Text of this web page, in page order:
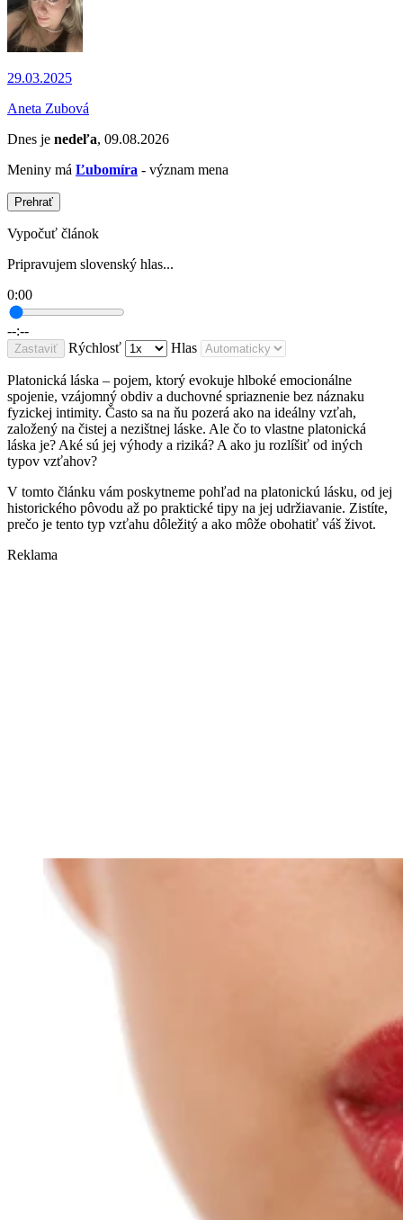
29.03.2025
Aneta Zubová
Dnes je nedeľa, 09.08.2026
Meniny má Ľubomíra - význam mena
Prehrať
Vypočuť článok
Pripravujem slovenský hlas...
0:00
--:--
Zastaviť Rýchlosť Hlas
Platonická láska – pojem, ktorý evokuje hlboké emocionálne
spojenie, vzájomný obdiv a duchovné spriaznenie bez náznaku
fyzickej intimity. Často sa na ňu pozerá ako na ideálny vzťah,
založený na čistej a nezištnej láske. Ale čo to vlastne platonická
láska je? Aké sú jej výhody a riziká? A ako ju rozlíšiť od iných
typov vzťahov?
V tomto článku vám poskytneme pohľad na platonickú lásku, od jej
historického pôvodu až po praktické tipy na jej udržiavanie. Zistíte,
prečo je tento typ vzťahu dôležitý a ako môže obohatiť váš život.
Reklama